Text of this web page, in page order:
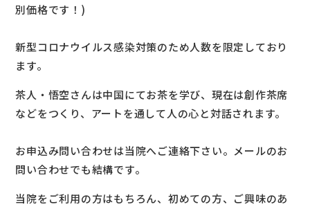
別価格です！)
新型コロナウイルス感染対策のため人数を限定しており
ます。
茶人・悟空さんは中国にてお茶を学び、現在は創作茶席
などをつくり、アートを通して人の心と対話されます。
お申込み問い合わせは当院へご連絡下さい。メールのお
問い合わせでも結構です。
当院をご利用の方はもちろん、初めての方、ご興味のあ